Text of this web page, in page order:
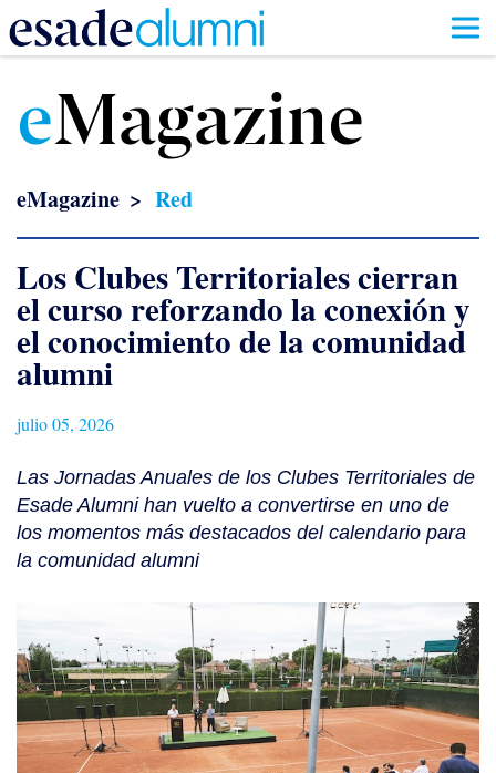
contenido
principal
eMagazine
eMagazine Red
Los Clubes Territoriales cierran
el curso reforzando la conexión y
el conocimiento de la comunidad
alumni
julio 05, 2026
Las Jornadas Anuales de los Clubes Territoriales de
Esade Alumni han vuelto a convertirse en uno de
los momentos más destacados del calendario para
la comunidad alumni